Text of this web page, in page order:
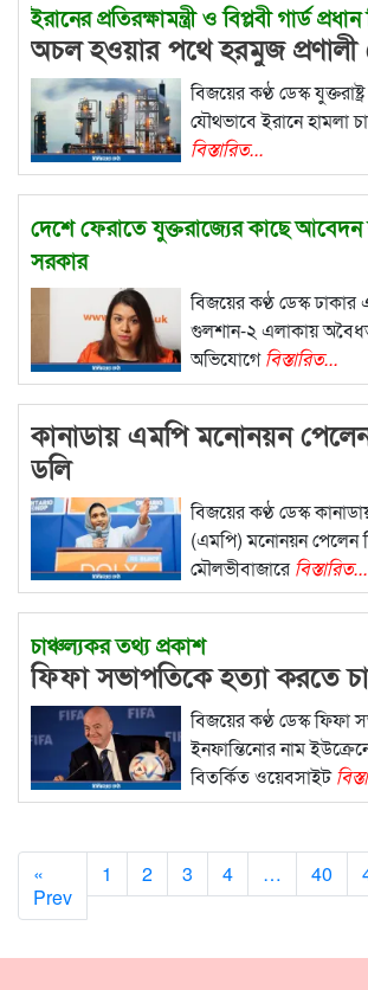
ইরানের প্রতিরক্ষামন্ত্রী ও বিপ্লবী গার্ড
অচল হওয়ার পথে হরমুজ প্রণালী
বাজারে বিপর্যয়ের শঙ্কা
বিজয়ের কণ্ঠ ডেস্ক
যৌথভাবে ইরানে হামলা
বিস্তারিত...
দেশে ফেরাতে যুক্তরাজ্যের কাছে আবেদন
সরকার
টিউলিপ সিদ্দিকের বিরুদ্ধে
পরোয়ানা জারি
বিজয়ের কণ্ঠ ডেস্ক
গুলশান-২ এলাকায়
অভিযোগেবিস্তারিত...
কানাডায় এমপি মনোনয়ন
ডলি
বিজয়ের কণ্ঠ ডেস্ক
(এমপি) মনোনয়ন পেলেন
মৌলভীবাজারেবিস্তারিত...
চাঞ্চল্যকর তথ্য প্রকাশ
ফিফা সভাপতিকে হত্যা করতে
বিজয়ের কণ্ঠ ডেস্ক ফিফা
ইনফান্তিনোর নাম
বিতর্কিত ওয়েবসাইট
«
Prev
1 2 3 4 … 40